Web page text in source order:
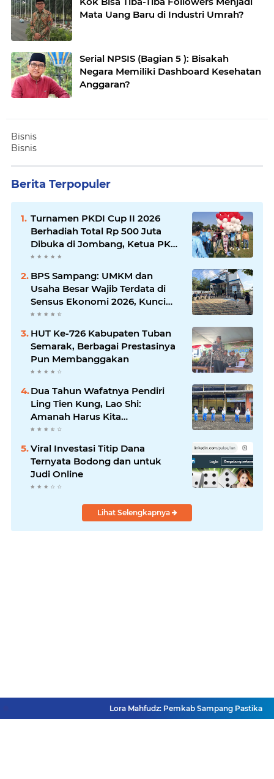
Mata Uang Baru di Industri Umrah?
Serial NPSIS (Bagian 5 ): Bisakah
Negara Memiliki Dashboard Kesehatan
Anggaran?
Bisnis
Bisnis
Berita Terpopuler
Turnamen PKDI Cup II 2026
Berhadiah Total Rp 500 Juta
Dibuka di Jombang, Ketua PKDI
Jatim Syaifullah Mahdi: Ajang
Komunikasi Antar-Kades untuk
Memajukan Desa
BPS Sampang: UMKM dan
Usaha Besar Wajib Terdata di
Sensus Ekonomi 2026, Kunci
Kebijakan Tepat Sasaran
HUT Ke-726 Kabupaten Tuban
Semarak, Berbagai Prestasinya
Pun Membanggakan
Dua Tahun Wafatnya Pendiri
Ling Tien Kung, Lao Shi:
Amanah Harus Kita
Laksanakan!
Viral Investasi Titip Dana
Ternyata Bodong dan untuk
Judi Online
Lihat Selengkapnya
Lora Mahfudz: Pemkab Sampang Pastikan